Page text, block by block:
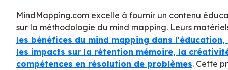
MindMapping.com excelle à fournir un contenu
sur la méthodologie du mind mapping. Leurs
les bénéfices du mind mapping dans l'éducation,
les impacts sur la rétention mémoire, la
compétences en résolution de problèmes. Cette